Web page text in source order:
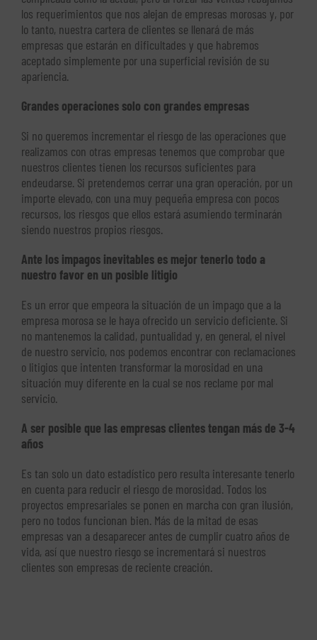
los requerimientos que nos alejan de empresas morosas y, por
lo tanto, nuestra cartera de clientes se llenará de más
empresas que estarán en dificultades y que habremos
aceptado simplemente por una superficial revisión de su
apariencia.
Grandes operaciones solo con grandes empresas
Si no queremos incrementar el riesgo de las operaciones que
realizamos con otras empresas tenemos que comprobar que
nuestros clientes tienen los recursos suficientes para
endeudarse. Si pretendemos cerrar una gran operación, por un
importe elevado, con una muy pequeña empresa con pocos
recursos, los riesgos que ellos estará asumiendo terminarán
siendo nuestros propios riesgos.
Ante los impagos inevitables es mejor tenerlo todo a
nuestro favor en un posible litigio
Es un error que empeora la situación de un impago que a la
empresa morosa se le haya ofrecido un servicio deficiente. Si
no mantenemos la calidad, puntualidad y, en general, el nivel
de nuestro servicio, nos podemos encontrar con reclamaciones
o litigios que intenten transformar la morosidad en una
situación muy diferente en la cual se nos reclame por mal
servicio.
A ser posible que las empresas clientes tengan más de 3-4
años
Es tan solo un dato estadístico pero resulta interesante tenerlo
en cuenta para reducir el riesgo de morosidad. Todos los
proyectos empresariales se ponen en marcha con gran ilusión,
pero no todos funcionan bien. Más de la mitad de esas
empresas van a desaparecer antes de cumplir cuatro años de
vida, así que nuestro riesgo se incrementará si nuestros
clientes son empresas de reciente creación.